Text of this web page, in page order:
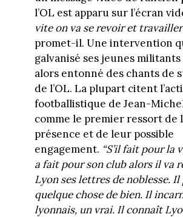
l’OL est apparu sur l’écran
vite on va se revoir et travailler
promet-il. Une intervention
galvanisé ses jeunes
alors entonné des chants de
de l’OL. La plupart citent
footballistique de Jean-
comme le premier ressort de
présence et de leur possible
engagement. “S’il fait pour la
a fait pour son club alors il va
Lyon ses lettres de noblesse.
quelque chose de bien. Il
lyonnais, un vrai. Il connaît